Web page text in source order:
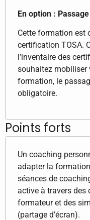
En option :
Cette formation est
certification TOSA.
l’inventaire des
souhaitez mobiliser
formation, le
obligatoire.
Points forts
Un coaching
adapter la
séances de
active à travers
formateur et des
(partage d’écran).